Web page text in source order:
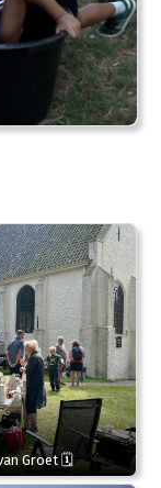
Groet 🗓